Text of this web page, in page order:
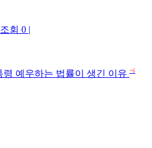
회 0 |
예우하는 법률이 생긴 이유 +6